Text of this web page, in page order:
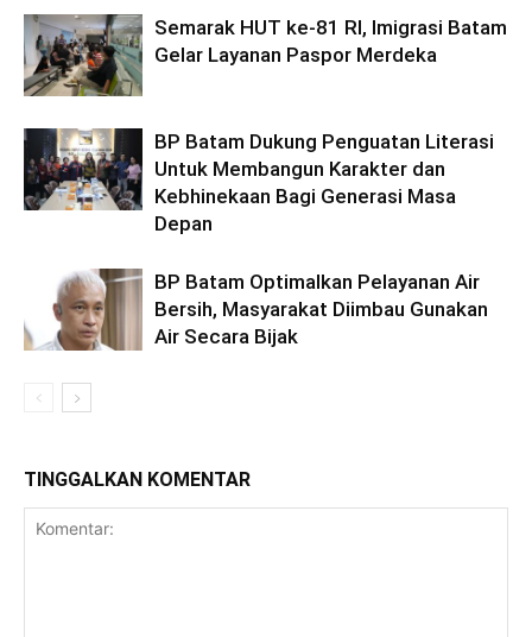
Semarak HUT ke-81 RI, Imigrasi Batam
Gelar Layanan Paspor Merdeka
BP Batam Dukung Penguatan Literasi
Untuk Membangun Karakter dan
Kebhinekaan Bagi Generasi Masa
Depan
BP Batam Optimalkan Pelayanan Air
Bersih, Masyarakat Diimbau Gunakan
Air Secara Bijak
TINGGALKAN KOMENTAR